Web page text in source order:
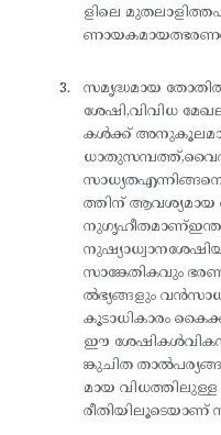
ളിലെ
സമൃദ്ധമായ
ശേഷി,വിവിധ
കൾക്ക് അനുകൂലമായ
ത്തിന് ആവശ്യമായ
നുഗൃഹീതമാണ്ഇന്ത്യ.
സാങ്കേതികവും
ൽഭ്യങ്ങളും
കൂടാധികാരം
ഈ
ങ്കുചിത
മായ
രീതിയിലൂടെയാണ്